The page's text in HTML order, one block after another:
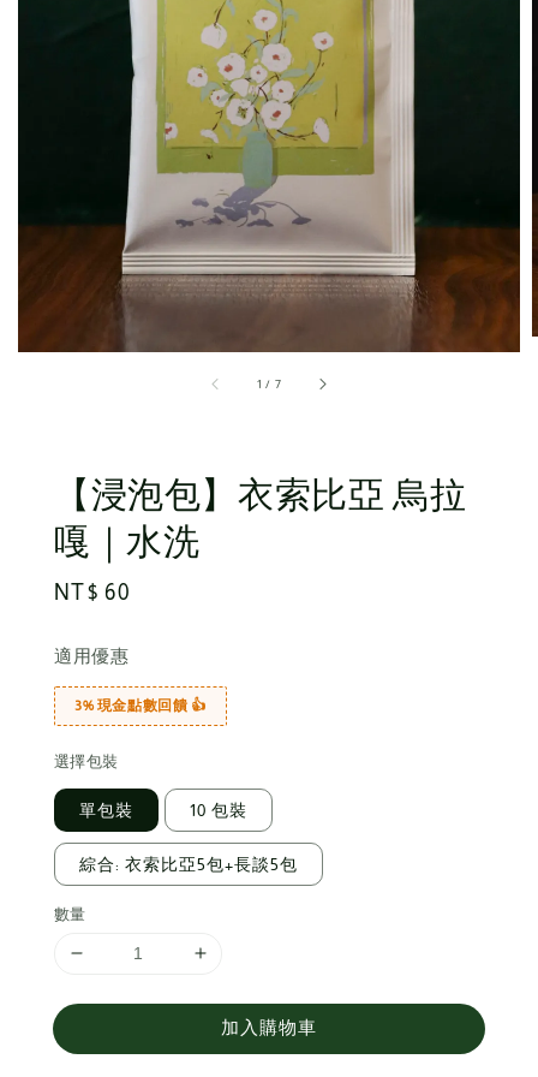
1 / 7
【浸泡包】衣索比亞 烏拉
嘎｜水洗
Regular
NT$ 60
適用優惠
3% 現金點數回饋 👍
選擇包裝
單包裝 10 包裝
綜合: 衣索比亞5包+長談5包
數量
加入購物車